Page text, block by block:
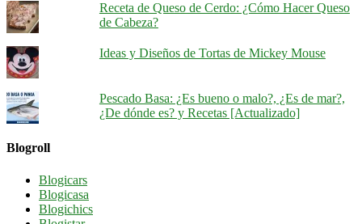
Receta de Queso de Cerdo: ¿Cómo Hacer Queso
de Cabeza?
Ideas y Diseños de Tortas de Mickey Mouse
Pescado Basa: ¿Es bueno o malo?, ¿Es de mar?,
¿De dónde es? y Recetas [Actualizado]
Blogroll
Blogicars
Blogicasa
Blogichics